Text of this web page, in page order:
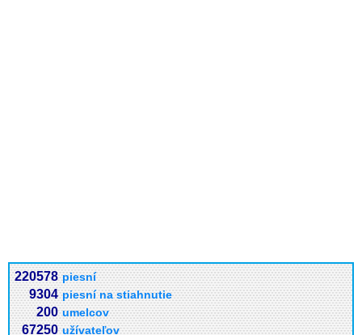
220578 piesní
9304 piesní na stiahnutie
200 umelcov
67250 užívateľov